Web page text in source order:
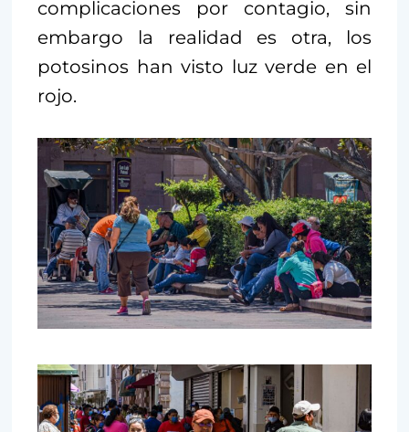
complicaciones por contagio, sin
embargo la realidad es otra, los
potosinos han visto luz verde en el
rojo.